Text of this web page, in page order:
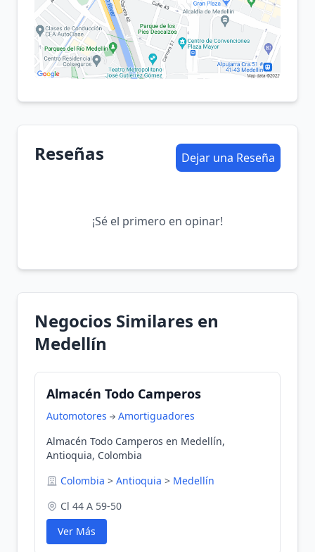
Reseñas Dejar una Reseña
¡Sé el primero en opinar!
Negocios Similares en
Medellín
Almacén Todo Camperos
Automotores
Amortiguadores
Almacén Todo Camperos en Medellín,
Antioquia, Colombia
Colombia > Antioquia > Medellín
Cl 44 A 59-50
Ver Más